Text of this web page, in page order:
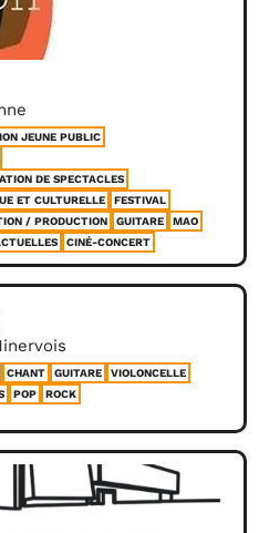
JEUNE PUBLIC
DE SPECTACLES
ET CULTURELLE
FESTIVAL
/ PRODUCTION
GUITARE
MAO
CINÉ-CONCERT
CHANT GUITARE
VIOLONCELLE
POP ROCK